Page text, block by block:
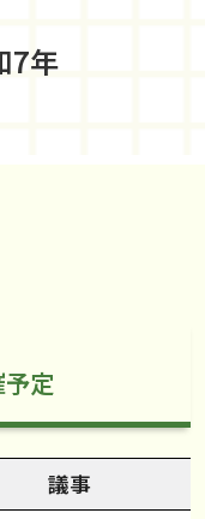
7年
定
議事